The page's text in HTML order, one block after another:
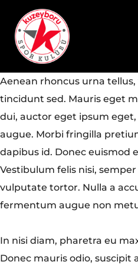
Aenean rhoncus urna
tincidunt sed. Mauris eget
dui, auctor eget ipsum
augue. Morbi fringilla
dapibus id. Donec euismod
Vestibulum felis nisi,
vulputate tortor. Nulla a
fermentum augue non
In nisi diam, pharetra eu
Donec mauris odio, suscipit